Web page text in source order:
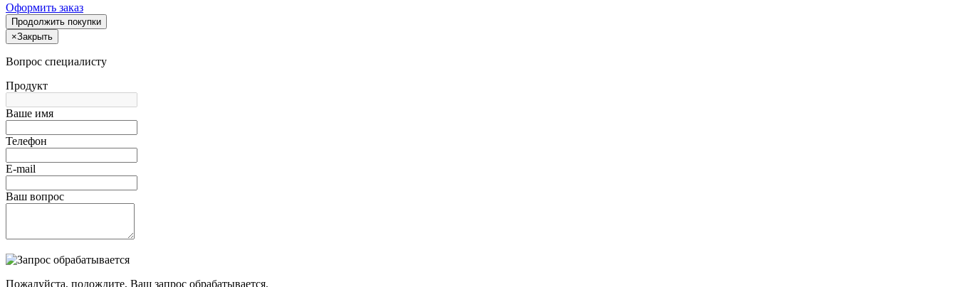
Оформить заказ
Продолжить покупки
×Закрыть
Вопрос специалисту
Продукт
Ваше имя
Телефон
E-mail
Ваш вопрос
Пожалуйста, подождите, Ваш запрос обрабатывается.